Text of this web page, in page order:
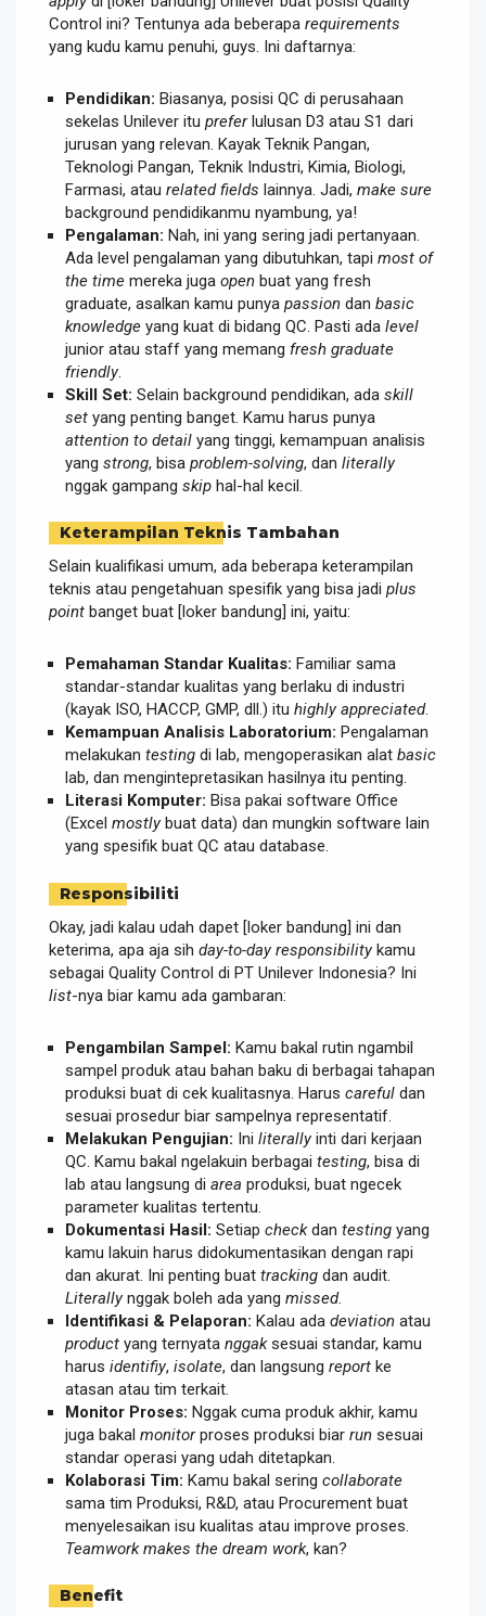
Control ini? Tentunya ada beberapa requirements
yang kudu kamu penuhi, guys. Ini daftarnya:
Pendidikan: Biasanya, posisi QC di perusahaan
sekelas Unilever itu preferlulusan D3 atau S1 dari
jurusan yang relevan. Kayak Teknik Pangan,
Teknologi Pangan, Teknik Industri, Kimia, Biologi,
Farmasi, atau related fields lainnya. Jadi, make sure
background pendidikanmu nyambung, ya!
Pengalaman: Nah, ini yang sering jadi pertanyaan.
Ada level pengalaman yang dibutuhkan, tapi most of
the time mereka juga open buat yang fresh
graduate, asalkan kamu punya passion dan basic
knowledge yang kuat di bidang QC. Pasti ada level
junior atau staff yang memang fresh graduate
friendly.
Skill Set: Selain background pendidikan, ada skill
set yang penting banget. Kamu harus punya
attention to detail yang tinggi, kemampuan analisis
yang strong, bisa problem-solving, dan literally
nggak gampang skip hal-hal kecil.
Keterampilan Teknis Tambahan
Selain kualifikasi umum, ada beberapa keterampilan
teknis atau pengetahuan spesifik yang bisa jadi plus
point banget buat [loker bandung] ini, yaitu:
Pemahaman Standar Kualitas: Familiar sama
standar-standar kualitas yang berlaku di industri
(kayak ISO, HACCP, GMP, dll.) itu highly appreciated.
Kemampuan Analisis Laboratorium: Pengalaman
melakukan testing di lab, mengoperasikan alat basic
lab, dan mengintepretasikan hasilnya itu penting.
Literasi Komputer: Bisa pakai software Office
(Excel mostlybuat data) dan mungkin software lain
yang spesifik buat QC atau database.
Responsibiliti
Okay, jadi kalau udah dapet [loker bandung] ini dan
keterima, apa aja sih day-to-day responsibilitykamu
sebagai Quality Control di PT Unilever Indonesia? Ini
list-nya biar kamu ada gambaran:
Pengambilan Sampel: Kamu bakal rutin ngambil
sampel produk atau bahan baku di berbagai tahapan
produksi buat di cek kualitasnya. Harus careful dan
sesuai prosedur biar sampelnya representatif.
Melakukan Pengujian: Ini literallyinti dari kerjaan
QC. Kamu bakal ngelakuin berbagai testing, bisa di
lab atau langsung di area produksi, buat ngecek
parameter kualitas tertentu.
Dokumentasi Hasil: Setiap checkdan testing yang
kamu lakuin harus didokumentasikan dengan rapi
dan akurat. Ini penting buat tracking dan audit.
Literallynggak boleh ada yang missed.
Identifikasi & Pelaporan: Kalau ada deviation atau
product yang ternyata nggaksesuai standar, kamu
harus identifiy, isolate, dan langsung report ke
atasan atau tim terkait.
Monitor Proses: Nggak cuma produk akhir, kamu
juga bakal monitorproses produksi biar run sesuai
standar operasi yang udah ditetapkan.
Kolaborasi Tim: Kamu bakal sering collaborate
sama tim Produksi, R&D, atau Procurement buat
menyelesaikan isu kualitas atau improve proses.
Teamwork makes the dream work, kan?
Benefit